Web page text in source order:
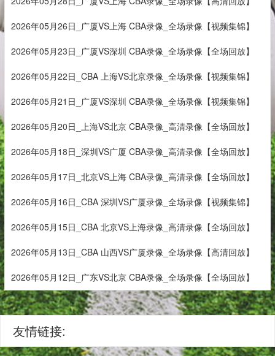
2026年05月26日_广厦VS上海 CBA录像_全场录像【视频集锦】
2026年05月23日_广厦VS深圳 CBA录像_全场录像【全场回放】
2026年05月22日_CBA 上海VS北京录像_全场录像【视频集锦】
2026年05月21日_广厦VS深圳 CBA录像_全场录像【视频集锦】
2026年05月20日_上海VS北京 CBA录像_高清录像【全场回放】
2026年05月18日_深圳VS广厦 CBA录像_高清录像【全场回放】
2026年05月17日_北京VS上海 CBA录像_高清录像【全场回放】
2026年05月16日_CBA 深圳VS广厦录像_全场录像【视频集锦】
2026年05月15日_CBA 北京VS上海录像_高清录像【全场回放】
2026年05月13日_CBA 山西VS广厦录像_全场录像【高清回放】
2026年05月12日_广东VS北京 CBA录像_全场录像【全场回放】
友情链接: